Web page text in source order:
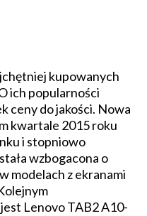
kupowanych
ich popularności
ceny do jakości. Nowa
kwartale 2015 roku
i stopniowo
wzbogacona o
modelach z ekranami
Lenovo TAB2 A10-